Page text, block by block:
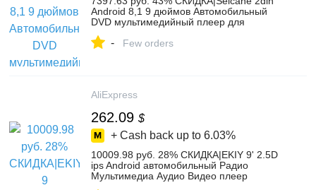
Android 8,1 9 дюймов Автомобильный
DVD мультимедийный плеер для
четырехъядерный 1024*600 gps Wifi-in
- Few orders
AliExpress
262.09 $
+ Cash back up to 6.03%
10009.98 руб. 28% СКИДКА|EKIY 9' 2.5D
ips Android автомобильный Радио
Мультимедиа Аудио Видео плеер